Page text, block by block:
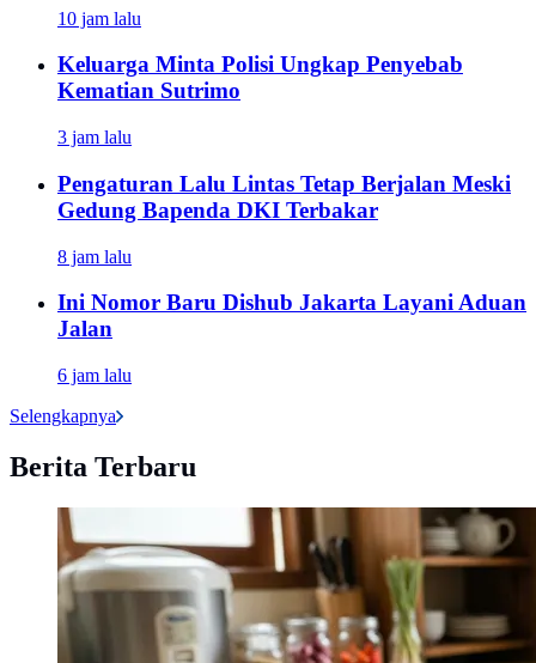
10 jam lalu
Keluarga Minta Polisi Ungkap Penyebab
Kematian Sutrimo
3 jam lalu
Pengaturan Lalu Lintas Tetap Berjalan Meski
Gedung Bapenda DKI Terbakar
8 jam lalu
Ini Nomor Baru Dishub Jakarta Layani Aduan
Jalan
6 jam lalu
Selengkapnya
Berita Terbaru